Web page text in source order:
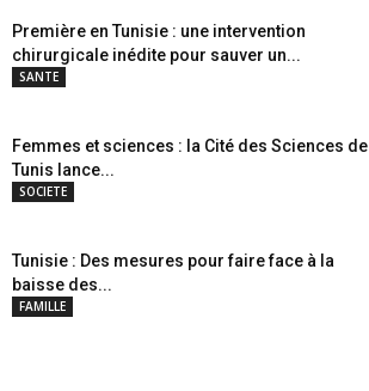
Première en Tunisie : une intervention
chirurgicale inédite pour sauver un...
SANTE
Femmes et sciences : la Cité des Sciences de
Tunis lance...
SOCIETE
Tunisie : Des mesures pour faire face à la
baisse des...
FAMILLE